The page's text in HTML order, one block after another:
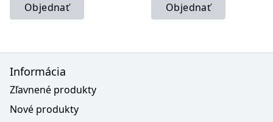
Objednať
Objednať
Informácia
Zľavnené produkty
Nové produkty